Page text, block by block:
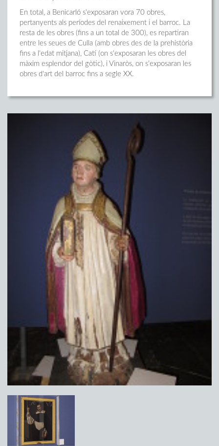
En total, a Benicarló s'exposaran vora 70 obres,
pertanyents als períodes del renaixement i el barroc. La
resta de les obres (fins a un total de 300), es repartiran
entre les seues de Culla (amb obres des de la prehistòria
fins a l'edat mitjana), Catí (on s'exposaran les obres del
màxim esplendor del gòtic), i Vinaròs, on s'exposaran les
obres d'art del barroc fins a segle XX.